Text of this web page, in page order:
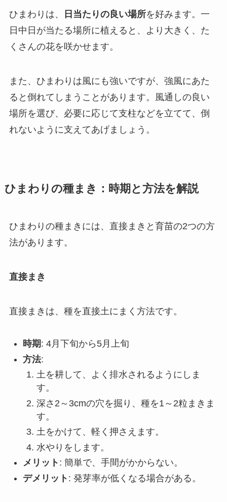
ひまわりは、 日当たりの良い場所を好みます。一
日中日が当たる場所に植えると、より大きく、た
くさんの花を咲かせます。
また、ひまわりは風にも強いですが、強風にあた
ると倒れてしまうことがあります。風通しの良い
場所を選び、必要に応じて支柱などを立てて、倒
れないように支えてあげましょう。
ひまわりの種まき：時期と方法を解説
ひまわりの種まきには、直接まきと育苗の2つの方
法があります。
直接まき
直接まきは、種を直接土にまく方法です。
時期: 4月下旬から5月上旬
方法:
土を耕して、よく排水されるようにしま
す。
深さ2～3cmの穴を掘り、種を1～2粒まきま
す。
土をかけて、軽く押さえます。
水やりをします。
メリット : 簡単で、手間がかからない。
デメリット : 発芽率が低くなる場合がある。